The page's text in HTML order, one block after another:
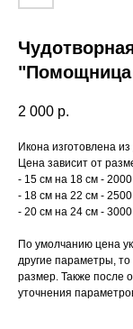
"Помощница
2 000 р.
Икона изготовлена
Цена зависит от
- 15 см на 18 см -
- 18 см на 22 см -
- 20 см на 24 см -
По умолчанию цена
другие параметры, то
размер. Также после
уточнения